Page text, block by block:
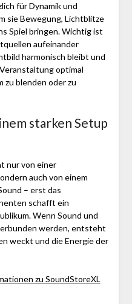
für Dynamik und
sie Bewegung, Lichtblitze
Spiel bringen. Wichtig ist
aufeinander
harmonisch bleibt und
optimal
zu blenden oder zu
starken Setup
nur von einer
auch von einem
– erst das
schafft ein
Wenn Sound und
werden, entsteht
weckt und die Energie der
zu SoundStoreXL